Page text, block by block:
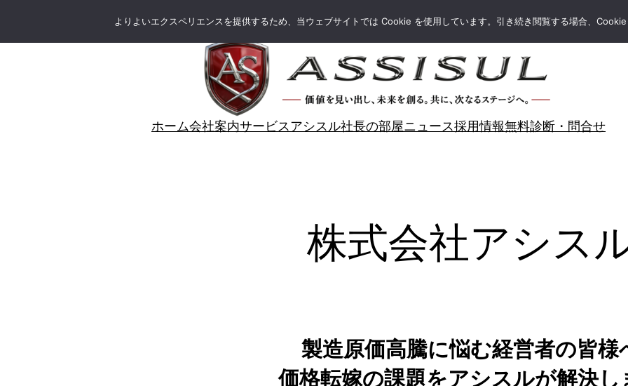
ホーム会社案内サービスアシスル社長の部屋ニュース採用情報無料診断・問合せ
株式会社アシス
製造原価高騰に悩む経営者の皆様
価格転嫁の課題をアシスルが解決し
よりよいエクスペリエンスを提供するため、当ウェブサイトでは Cookie を使用しています。引き続き閲覧する場合、